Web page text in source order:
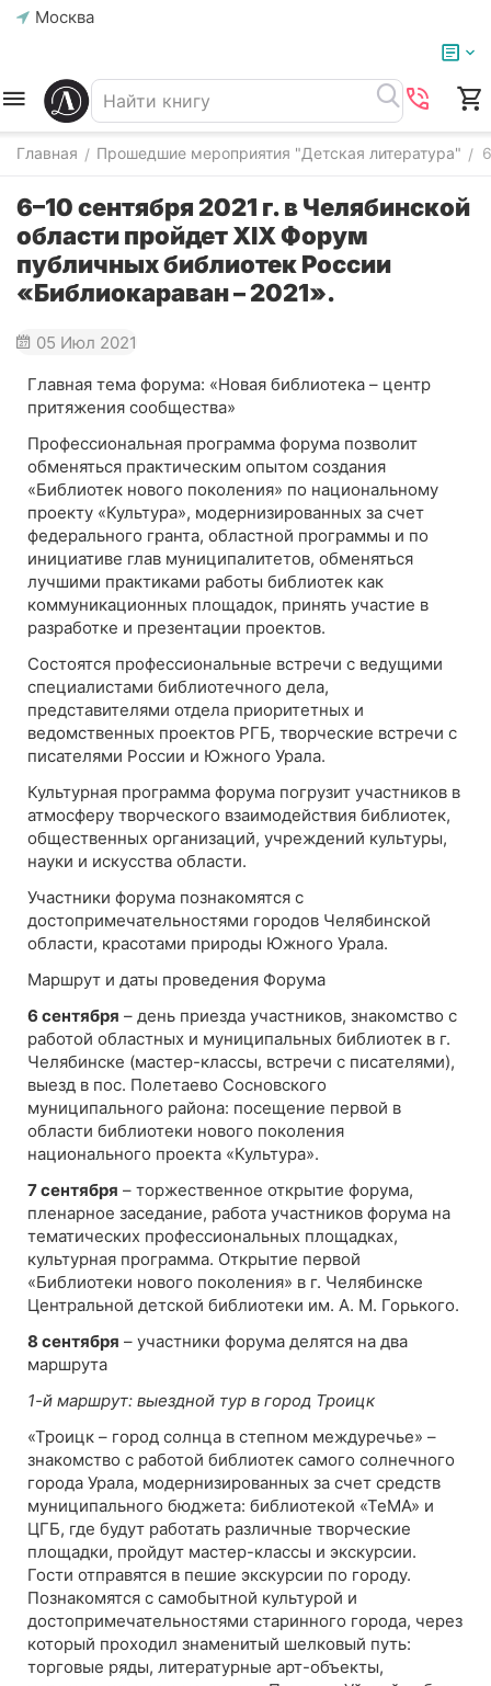
Москва
Главная / Прошедшие мероприятия "Детская литература" /
6–10 сентября 2021 г. в Челябинской
области пройдет ХIХ Форум
публичных библиотек России
«Библиокараван – 2021».
05 Июл 2021
Главная тема форума: «Новая библиотека – центр
притяжения сообщества»
Профессиональная программа форума позволит
обменяться практическим опытом создания
«Библиотек нового поколения» по национальному
проекту «Культура», модернизированных за счет
федерального гранта, областной программы и по
инициативе глав муниципалитетов, обменяться
лучшими практиками работы библиотек как
коммуникационных площадок, принять участие в
разработке и презентации проектов.
Состоятся профессиональные встречи с ведущими
специалистами библиотечного дела,
представителями отдела приоритетных и
ведомственных проектов РГБ, творческие встречи с
писателями России и Южного Урала.
Культурная программа форума погрузит участников в
атмосферу творческого взаимодействия библиотек,
общественных организаций, учреждений культуры,
науки и искусства области.
Участники форума познакомятся с
достопримечательностями городов Челябинской
области, красотами природы Южного Урала.
Маршрут и даты проведения Форума
6 сентября – день приезда участников, знакомство с
работой областных и муниципальных библиотек в г.
Челябинске (мастер-классы, встречи с писателями),
выезд в пос. Полетаево Сосновского
муниципального района: посещение первой в
области библиотеки нового поколения
национального проекта «Культура».
7 сентября – торжественное открытие форума,
пленарное заседание, работа участников форума на
тематических профессиональных площадках,
культурная программа. Открытие первой
«Библиотеки нового поколения» в г. Челябинске
Центральной детской библиотеки им. А. М. Горького.
8 сентября – участники форума делятся на два
маршрута
1-й маршрут: выездной тур в город Троицк
«Троицк – город солнца в степном междуречье» –
знакомство с работой библиотек самого солнечного
города Урала, модернизированных за счет средств
муниципального бюджета: библиотекой «ТеМА» и
ЦГБ, где будут работать различные творческие
площадки, пройдут мастер-классы и экскурсии.
Гости отправятся в пешие экскурсии по городу.
Познакомятся с самобытной культурой и
достопримечательностями старинного города, через
который проходил знаменитый шелковый путь:
торговые ряды, литературные арт-объекты,